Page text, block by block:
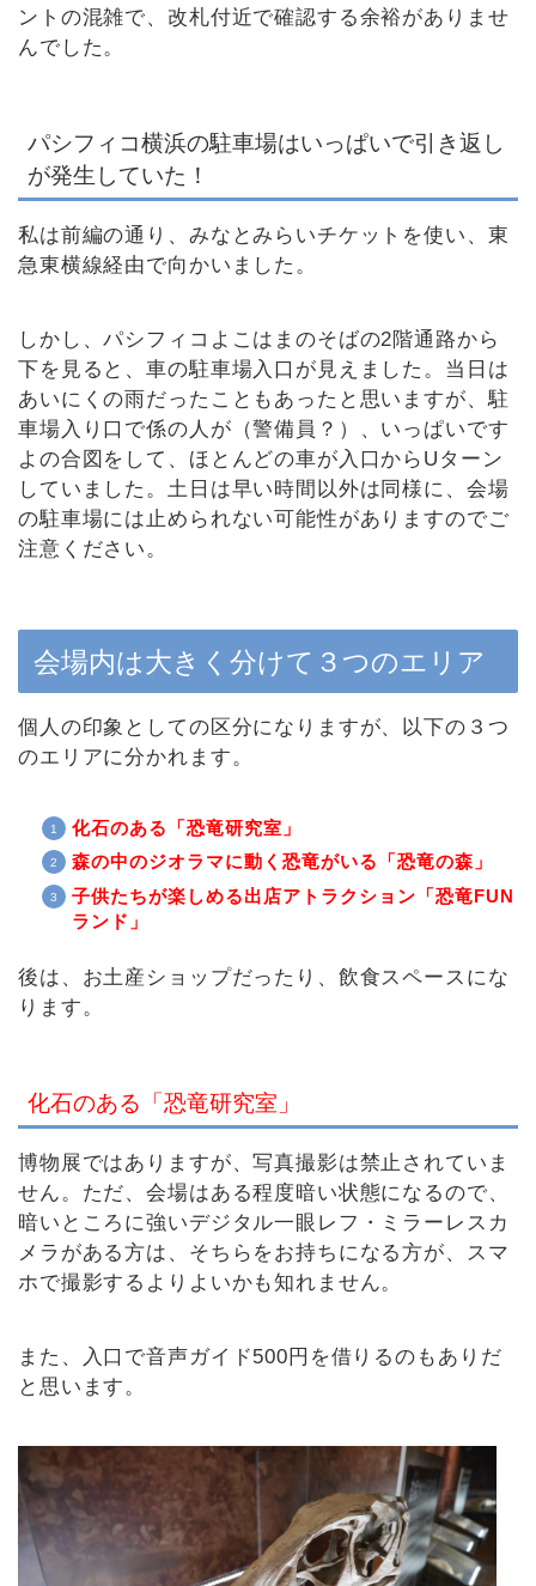
ントの混雑で、改札付近で確認する余裕がありませ
んでした。
パシフィコ横浜の駐車場はいっぱいで引き返し
が発生していた！
私は前編の通り、みなとみらいチケットを使い、東
急東横線経由で向かいました。
しかし、パシフィコよこはまのそばの2階通路から
下を見ると、車の駐車場入口が見えました。当日は
あいにくの雨だったこともあったと思いますが、駐
車場入り口で係の人が（警備員？）、いっぱいです
よの合図をして、ほとんどの車が入口からUターン
していました。土日は早い時間以外は同様に、会場
の駐車場には止められない可能性がありますのでご
注意ください。
会場内は大きく分けて３つのエリア
個人の印象としての区分になりますが、以下の３つ
のエリアに分かれます。
化石のある「恐竜研究室」
森の中のジオラマに動く恐竜がいる「恐竜の森」
子供たちが楽しめる出店アトラクション「恐竜FUN
ランド」
後は、お土産ショップだったり、飲食スペースにな
ります。
化石のある「恐竜研究室」
博物展ではありますが、写真撮影は禁止されていま
せん。ただ、会場はある程度暗い状態になるので、
暗いところに強いデジタル一眼レフ・ミラーレスカ
メラがある方は、そちらをお持ちになる方が、スマ
ホで撮影するよりよいかも知れません。
また、入口で音声ガイド500円を借りるのもありだ
と思います。